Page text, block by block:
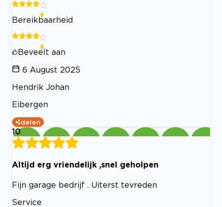
Bereikbaarheid
Beveelt aan
6 August 2025
Hendrik Johan
Eibergen
delen
10
Altijd erg vriendelijk ,snel geholpen
Fijn garage bedrijf . Uiterst tevreden
Service